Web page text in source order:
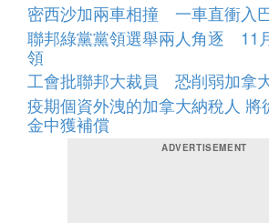
密西沙加兩車相撞 一車直衝入
聯邦綠黨黨領選舉兩人角逐 11
領
工會批聯邦大裁員 恐削弱加拿
疫期個資外洩的加拿大納稅人 將
金中獲補償